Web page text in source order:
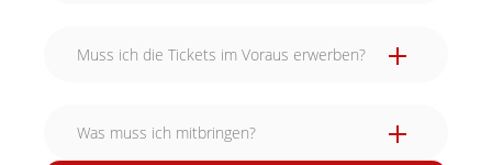
Muss ich die Tickets im Voraus erwerben?
Was muss ich mitbringen?